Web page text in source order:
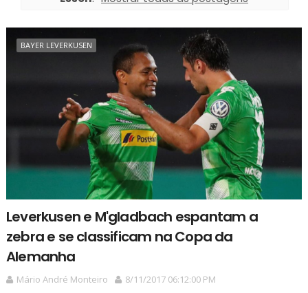
BAYER LEVERKUSEN
Leverkusen e M'gladbach espantam a
zebra e se classificam na Copa da
Alemanha
Mário André Monteiro
8/11/2017 06:12:00 PM